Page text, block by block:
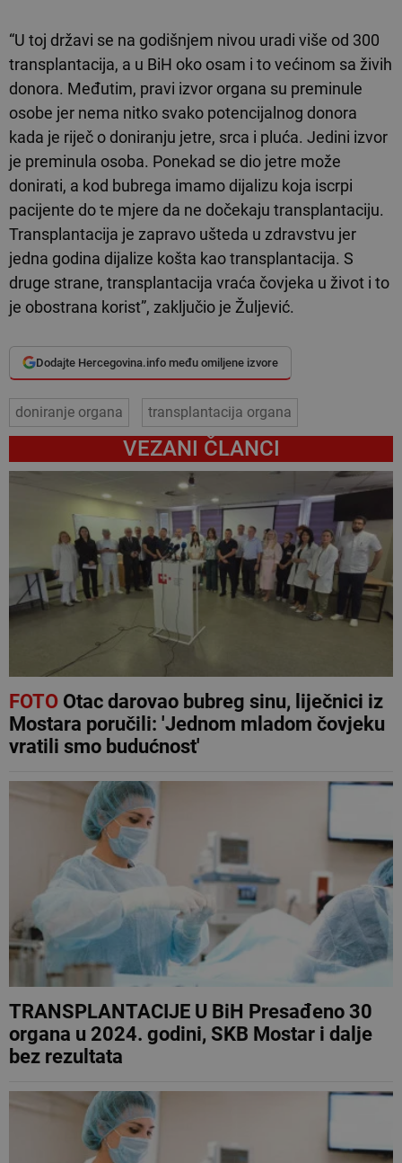
“U toj državi se na godišnjem nivou uradi više od 300
transplantacija, a u BiH oko osam i to većinom sa živih
donora. Međutim, pravi izvor organa su preminule
osobe jer nema nitko svako potencijalnog donora
kada je riječ o doniranju jetre, srca i pluća. Jedini izvor
je preminula osoba. Ponekad se dio jetre može
donirati, a kod bubrega imamo dijalizu koja iscrpi
pacijente do te mjere da ne dočekaju transplantaciju.
Transplantacija je zapravo ušteda u zdravstvu jer
jedna godina dijalize košta kao transplantacija. S
druge strane, transplantacija vraća čovjeka u život i to
je obostrana korist”, zaključio je Žuljević.
Dodajte Hercegovina.info među omiljene izvore
doniranje organa transplantacija organa
VEZANI ČLANCI
FOTOOtac darovao bubreg sinu, liječnici iz
Mostara poručili: 'Jednom mladom čovjeku
vratili smo budućnost'
TRANSPLANTACIJE U BiH Presađeno 30
organa u 2024. godini, SKB Mostar i dalje
bez rezultata